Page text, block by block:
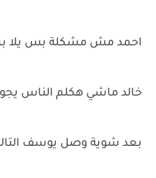
احمد مش مشكلة بس يلا
خالد ماشي هكلم الناس يجو
بعد شوية وصل يوسف